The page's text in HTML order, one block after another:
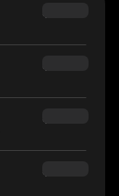
$69.90
$54.90
$34.95
$160.00